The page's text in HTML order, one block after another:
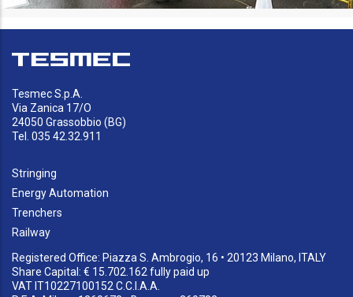
Tesmec S.p.A.
Via Zanica 17/O
24050 Grassobbio (BG)
Tel. 035 42.32.911
Stringing
Energy Automation
Trenchers
Railway
Registered Office: Piazza S. Ambrogio, 16 • 20123 Milano, ITALY
Share Capital: € 15.702.162 fully paid up
VAT IT10227100152 C.C.I.A.A.